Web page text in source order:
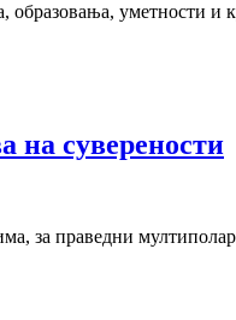
образовања,
суверености
за праведни